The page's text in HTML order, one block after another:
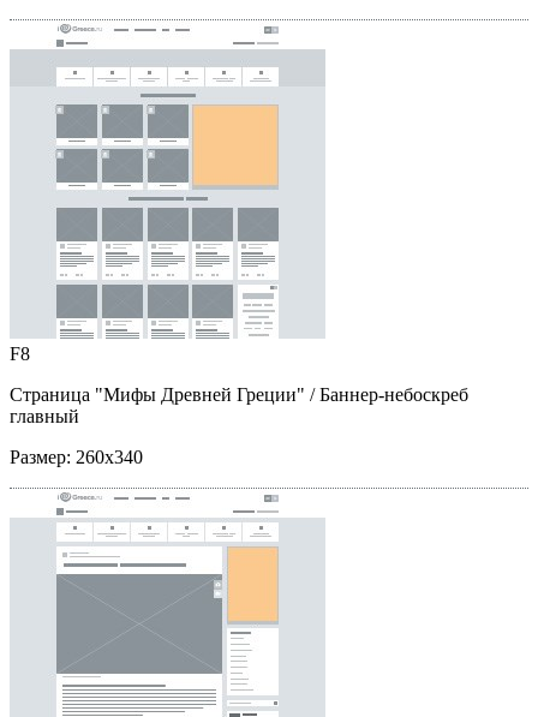
F8
Страница "Мифы Древней Греции" / Баннер-небоскреб
главный
Размер: 260x340